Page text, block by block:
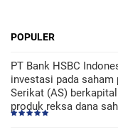
POPULER
PT Bank HSBC
investasi pada saham
Serikat (AS)
produk reksa dana